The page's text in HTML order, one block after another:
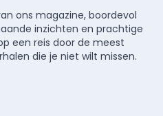
ons magazine, boordevol
inzichten en prachtige
een reis door de meest
die je niet wilt missen.